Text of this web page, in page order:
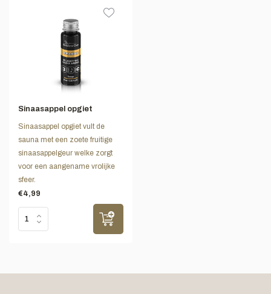
Sinaasappel opgiet
Sinaasappel opgiet vult de
sauna met een zoete fruitige
sinaasappelgeur welke zorgt
voor een aangename vrolijke
sfeer.
€4,99